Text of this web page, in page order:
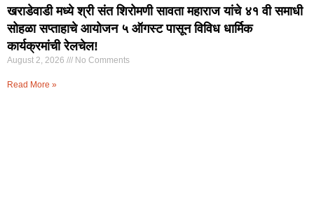
खराडेवाडी मध्ये श्री संत शिरोमणी सावता महाराज यांचे ४१ वी समाधी
सोहळा सप्ताहाचे आयोजन ५ ऑगस्ट पासून विविध धार्मिक
कार्यक्रमांची रेलचेल!
August 2, 2026 No Comments
Read More »